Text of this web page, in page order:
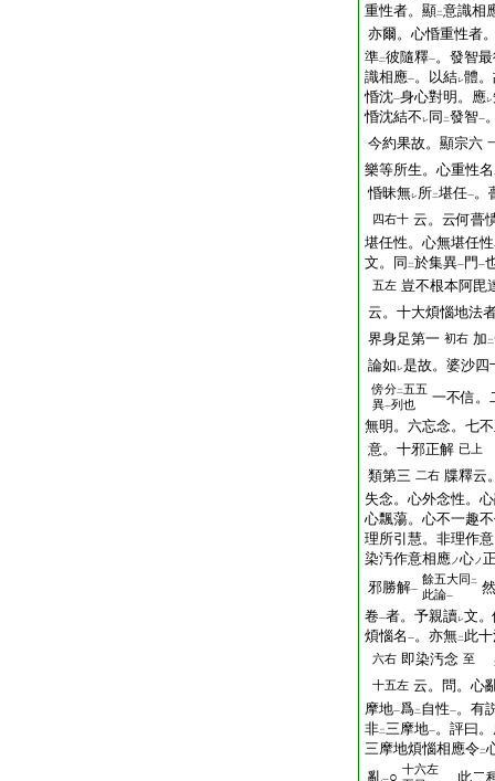
重性者。顯二意識相
亦爾。心惛重性者
準二彼隨釋一。發智
識相應一。以結レ體
惛沈一身心對明。應レ
惛沈結不 レ 同 二發智一
今約果故。顯宗六
樂等所生。心重性名
惛昧無レ所二堪任一。
四右十 云。云何瞢
堪任性。心無堪任
文。同 二於集異一 門 一
五左 豈不根本阿
云。十大煩惱地法
界身足第一 初右 加 二
論如 レ是故。婆沙四
傍分二五五
異一列也
一不信。
無明。六忘念。七
意。十邪正解 已上
類第三 二右 牒釋云
失念。心外念性。
心飄蕩。心不一趣
理所引慧。非理作
染汚作意相應ノ心ノ
邪勝解一
餘五大同 二
此論一
卷一者。予親讀レ文
煩惱名 一。亦無二 此
六右 即染汚念 至
十五左 云。問。心
摩地一爲二 自性一。有
非二三摩地一。評曰
三摩地煩惱相應令二
亂 ○ 十六左
此二